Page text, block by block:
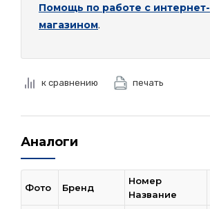
Помощь по работе с интернет-
магазином.
к сравнению печать
Аналоги
Фото Бренд
Номер
Название